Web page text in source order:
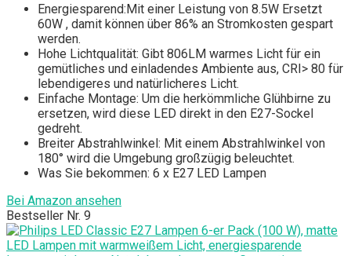
Energiesparend:Mit einer Leistung von 8.5W Ersetzt
60W , damit können über 86% an Stromkosten gespart
werden.
Hohe Lichtqualität: Gibt 806LM warmes Licht für ein
gemütliches und einladendes Ambiente aus, CRI> 80 für
lebendigeres und natürlicheres Licht.
Einfache Montage: Um die herkömmliche Glühbirne zu
ersetzen, wird diese LED direkt in den E27-Sockel
gedreht.
Breiter Abstrahlwinkel: Mit einem Abstrahlwinkel von
180° wird die Umgebung großzügig beleuchtet.
Was Sie bekommen: 6 x E27 LED Lampen
Bei Amazon ansehen
Bestseller Nr. 9